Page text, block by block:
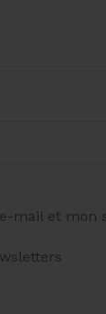
mail et